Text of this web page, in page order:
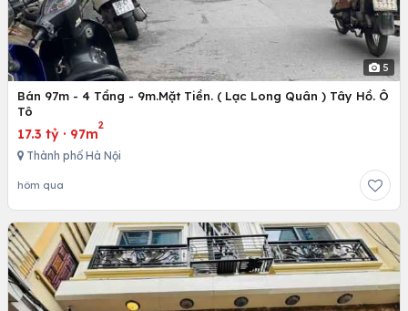
5
Bán 97m - 4 Tầng - 9m.Mặt Tiền. ( Lạc Long Quân ) Tây Hồ. Ô
Tô
17.3 tỷ · 97m
2
Thành phố Hà Nội
hôm qua